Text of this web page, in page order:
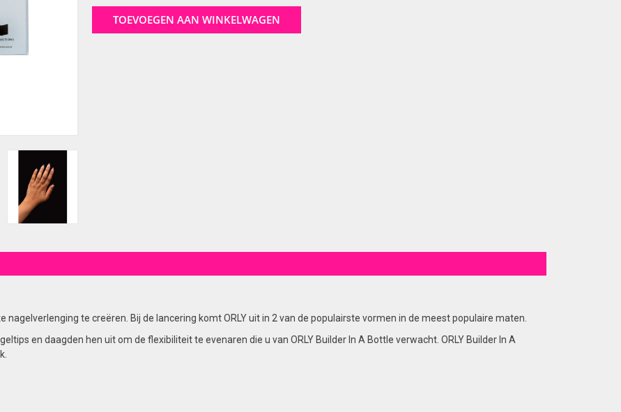
TOEVOEGEN AAN WINKELWAGEN
te creëren. Bij de lancering komt ORLY uit in 2 van de populairste vormen in de meest populaire maten.
en daagden hen uit om de flexibiliteit te evenaren die u van ORLY Builder In A Bottle verwacht. ORLY Builder In A